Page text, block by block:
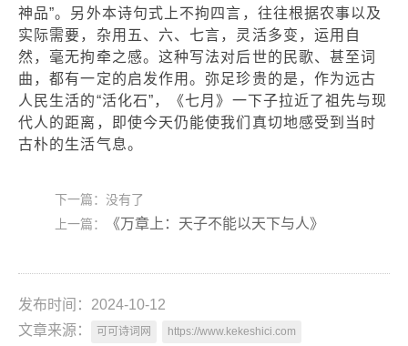
神品”。另外本诗句式上不拘四言，往往根据农事以及
实际需要，杂用五、六、七言，灵活多变，运用自
然，毫无拘牵之感。这种写法对后世的民歌、甚至词
曲，都有一定的启发作用。弥足珍贵的是，作为远古
人民生活的“活化石”，《七月》一下子拉近了祖先与现
代人的距离，即使今天仍能使我们真切地感受到当时
古朴的生活气息。
下一篇：没有了
上一篇：
《万章上：天子不能以天下与人》
发布时间：2024-10-12
文章来源：
可可诗词网 https://www.kekeshici.com